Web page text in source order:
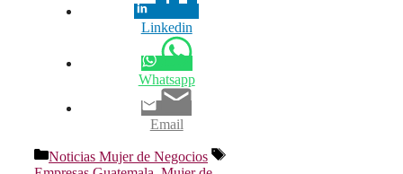
Linkedin
Whatsapp
Email
Categorías
Noticias Mujer de Negocios
Etiquetas